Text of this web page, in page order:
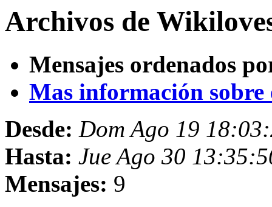
Archivos de
Mensajes ordenados
Mas información sobre
Desde: Dom Ago 19
Hasta: Jue Ago 30
Mensajes: 9